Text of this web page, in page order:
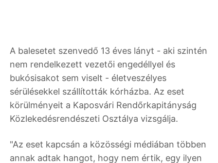
A balesetet szenvedő 13 éves lányt - aki szintén
nem rendelkezett vezetői engedéllyel és
bukósisakot sem viselt - életveszélyes
sérülésekkel szállították kórházba. Az eset
körülményeit a Kaposvári Rendőrkapitányság
Közlekedésrendészeti Osztálya vizsgálja.
"Az eset kapcsán a közösségi médiában többen
annak adtak hangot, hogy nem értik, egy ilyen